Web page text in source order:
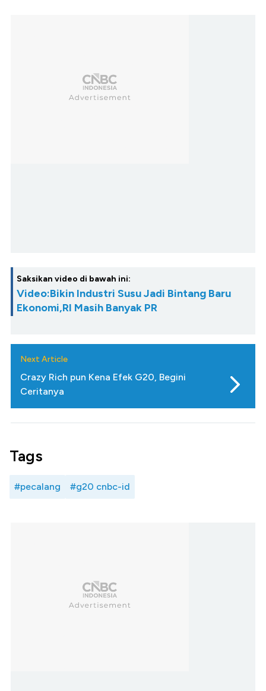
Saksikan video di bawah ini:
Video:Bikin Industri Susu Jadi Bintang Baru
Ekonomi,RI Masih Banyak PR
Next Article
Crazy Rich pun Kena Efek G20, Begini
Ceritanya
Tags
#pecalang #g20 cnbc-id